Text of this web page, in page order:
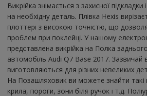
Викрійка знімається з захисної
на необхідну деталь. Плівка Hexis
плоттері з високою точністю, що
проблем при поклейці. У нашому
представлена ​​викрійка на Полка
автомобіль Audi Q7 Base 2017. Зазвичай
виготовляються для різних невеликих
На Позашляховик ви можете знайти такі
крила, пороги, зони біля ручок і т.д.